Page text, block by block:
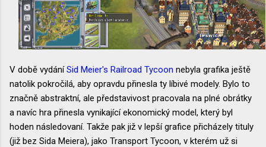
V době vydáníSid Meier's Railroad Tycoon nebyla grafika ještě
natolik pokročilá, aby opravdu přinesla ty líbivé modely. Bylo to
značně abstraktní, ale představivost pracovala na plné obrátky
a navíc hra přinesla vynikající ekonomický model, který byl
hoden následovaní. Takže pak již v lepší grafice přicházely tituly
(již bez Sida Meiera), jako Transport Tycoon, v kterém už si